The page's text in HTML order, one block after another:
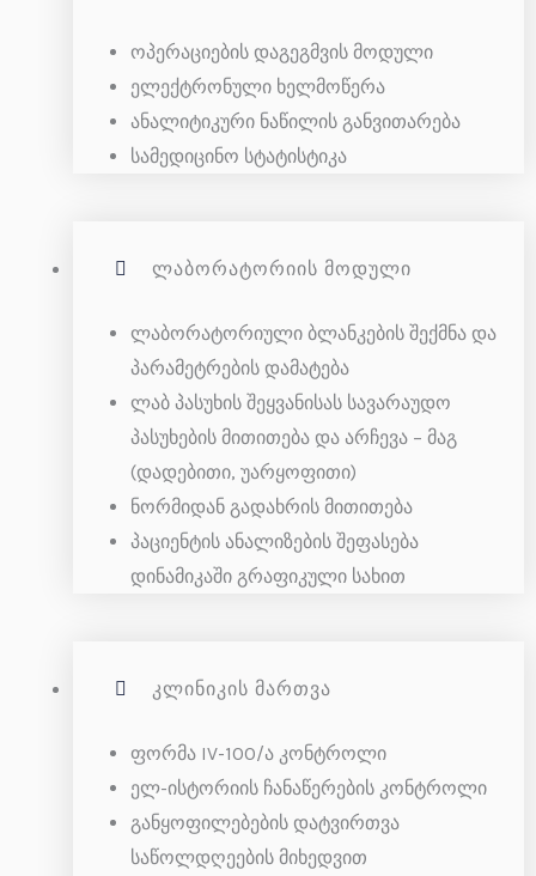
ოპერაციების დაგეგმვის მოდული
ელექტრონული ხელმოწერა
ანალიტიკური ნაწილის განვითარება
სამედიცინო სტატისტიკა
ᲚᲐᲑᲝᲠᲐᲢᲝᲠᲘᲘᲡ ᲛᲝᲓᲣᲚᲘ
ლაბორატორიული ბლანკების შექმნა და
პარამეტრების დამატება
ლაბ პასუხის შეყვანისას სავარაუდო
პასუხების მითითება და არჩევა – მაგ
(დადებითი, უარყოფითი)
ნორმიდან გადახრის მითითება
პაციენტის ანალიზების შეფასება
დინამიკაში გრაფიკული სახით
ᲙᲚᲘᲜᲘᲙᲘᲡ ᲛᲐᲠᲗᲕᲐ
ფორმა IV-100/ა კონტროლი
ელ-ისტორიის ჩანაწერების კონტროლი
განყოფილებების დატვირთვა
საწოლდღეების მიხედვით